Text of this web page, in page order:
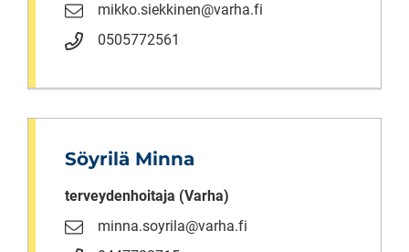
mikko.siekkinen@varha.fi
0505772561
Söyrilä Minna
terveydenhoitaja (Varha)
minna.soyrila@varha.fi